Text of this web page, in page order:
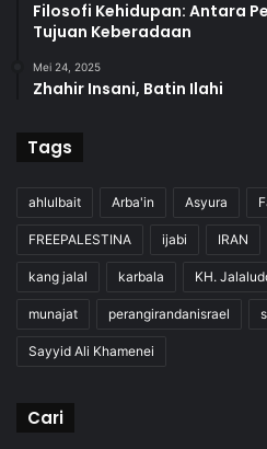
Filosofi Kehidupan: Antara
Tujuan Keberadaan
Mei 24, 2025
Zhahir Insani, Batin Ilahi
Tags
ahlulbait Arba'in Asyura
FREEPALESTINA ijabi IRAN
kang jalal karbala KH.
munajat perangirandanisrael
Sayyid Ali Khamenei
Cari